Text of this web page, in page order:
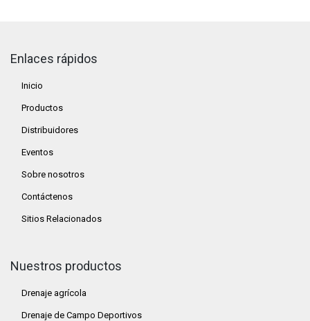
Enlaces rápidos
Inicio
Productos
Distribuidores
Eventos
Sobre nosotros
Contáctenos
Sitios Relacionados
Nuestros productos
Drenaje agrícola
Drenaje de Campo Deportivos